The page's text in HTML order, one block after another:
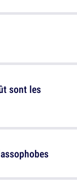
sont les